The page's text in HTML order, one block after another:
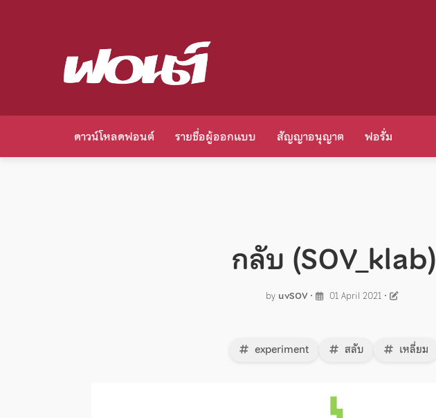
ดาวน์โหลดฟอนต์ รายชื่อผู้ออกแบบ สัญญาอนุญาต ฟอรั่ม
กลับ (SOV_klab)
by uvSOV• 01 April 2021•
experiment สลับ เหลี่ยม